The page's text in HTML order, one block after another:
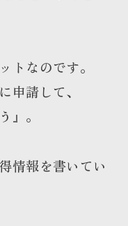
トなのです。
申請して、
』。
情報を書いてい